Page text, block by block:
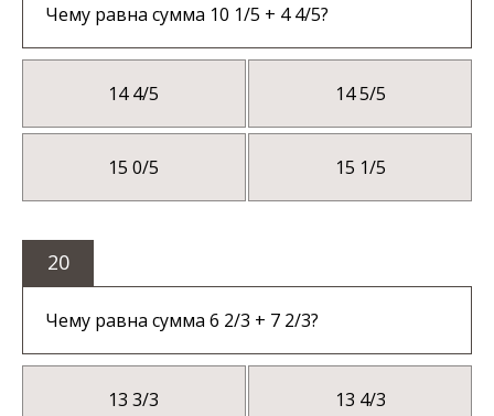
Чему равна сумма 10 1/5 + 4 4/5?
14 4/5 14 5/5
15 0/5 15 1/5
20
Чему равна сумма 6 2/3 + 7 2/3?
13 3/3 13 4/3